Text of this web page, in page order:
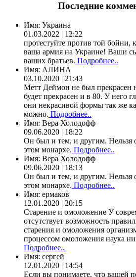
Последние
Имя: Украина
01.03.2022 | 12:22
протестуйте против той бойни,
ваша армия на Украине! Ваши
ваших братьев. Подробнее..
Имя: АЛИНА
03.10.2020 | 21:43
Метт Деймон не был прекрасен
будет прекрасен и в 80. У него
они некрасивой формы так же
можно. Подробнее..
Имя: Вера Холодофф
09.06.2020 | 18:22
Он был и тем, и другим. Нельзя
этом монархе. Подробнее..
Имя: Вера Холодофф
09.06.2020 | 18:13
Он был и тем, и другим. Нельзя
этом монархе. Подробнее..
Имя: ермаков
12.01.2020 | 20:15
Старение и омоложение У
отсутствует возможность
старения и омоложения
процессом омоложения наука
Подробнее..
Имя: сергей
12.01.2020 | 14:54
Если вы понимаете, что вашей